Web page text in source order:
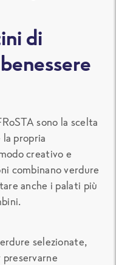
di
sono la scelta
propria
creativo e
combinano verdure
anche i palati più
selezionate,